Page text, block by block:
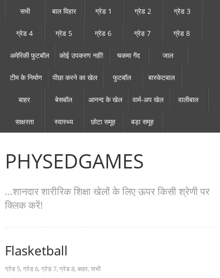
सभी बाल विहार ग्रेड 1 ग्रेड 2 ग्रेड 3
ग्रेड 4 ग्रेड 5 ग्रेड 6 ग्रेड 7 ग्रेड 8
अमेरिकी फुटबॉल कोई उपकरण नहीं! चकमा गेंद जाल
टीम के निर्माण पीछा करने का खेल फुटबॉल बास्केटबाल
बाहर बेसबॉल आनन्द के खेल वार्म-अप खेल वालीबाल
साक्षरता स्वास्थ्य छोटा समूह बड़ा समूह
PHYSEDGAMES
…शानदार शारीरिक शिक्षा खेलों के लिए ऊपर किसी श्रेणी पर
क्लिक करें!
Flasketball
ग्रेड 5, ग्रेड 6, ग्रेड 7, ग्रेड 8, बाहर, सभी